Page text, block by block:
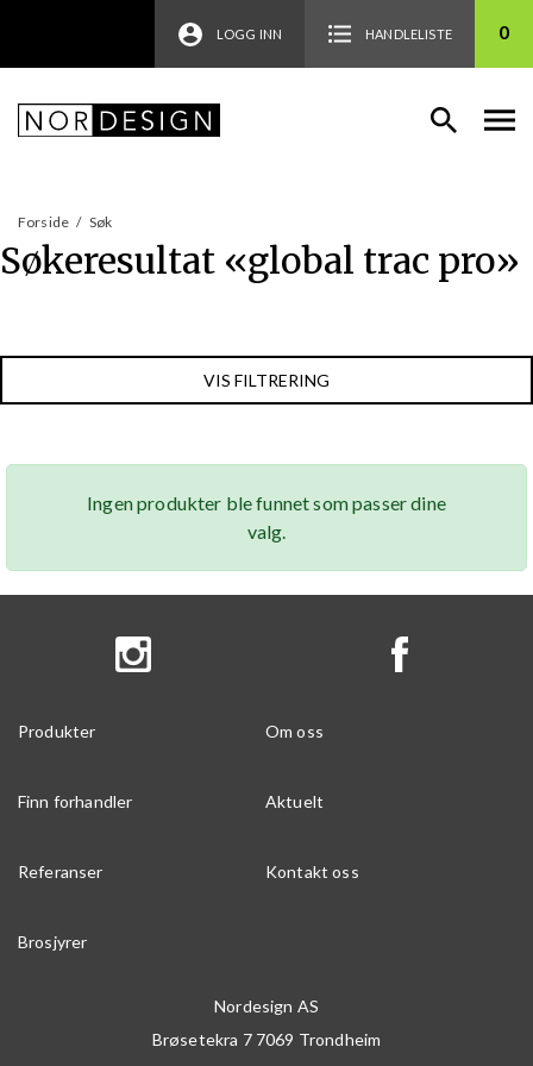
LOGG INN HANDLELISTE 0
Forside / Søk
Søkeresultat «global trac pro»
VIS FILTRERING
Ingen produkter ble funnet som passer dine
valg.
Produkter Om oss
Finn forhandler Aktuelt
Referanser Kontakt oss
Brosjyrer
Nordesign AS
Brøsetekra 7 7069 Trondheim